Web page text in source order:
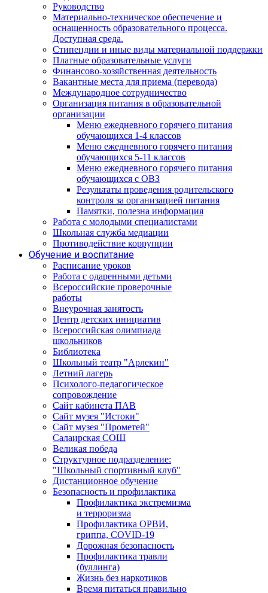
Руководство
Материально-техническое обеспечение и
оснащенность образовательного процесса.
Доступная среда.
Стипендии и иные виды материальной поддержки
Платные образовательные услуги
Финансово-хозяйственная деятельность
Вакантные места для приема (перевода)
Международное сотрудничество
Организация питания в образовательной
организации
Меню ежедневного горячего питания
обучающихся 1-4 классов
Меню ежедневного горячего питания
обучающихся 5-11 классов
Меню ежедневного горячего питания
обучающихся с ОВЗ
Результаты проведения родительского
контроля за организацией питания
Памятки, полезна информация
Работа с молодыми специалистами
Школьная служба медиации
Противодействие коррупции
Обучение и воспитание
Расписание уроков
Работа с одаренными детьми
Всероссийские проверочные
работы
Внеурочная занятость
Центр детских инициатив
Всероссийская олимпиада
школьников
Библиотека
Школьный театр "Арлекин"
Летний лагерь
Психолого-педагогическое
сопровождение
Сайт кабинета ПАВ
Сайт музея "Истоки"
Сайт музея "Прометей"
Салаирская СОШ
Великая победа
Структурное подразделение:
"Школьный спортивный клуб"
Дистанционное обучение
Безопасность и профилактика
Профилактика экстремизма
и терроризма
Профилактика ОРВИ,
гриппа, COVID-19
Дорожная безопасность
Профилактика травли
(буллинга)
Жизнь без наркотиков
Время питаться правильно